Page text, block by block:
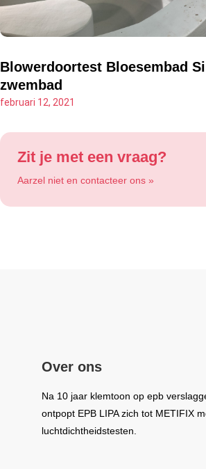
Blowerdoortest Bloesembad
zwembad
februari 12, 2021
Zit je met een vraag?
Aarzel niet en contacteer ons »
Over ons
Na 10 jaar klemtoon op epb
ontpopt EPB LIPAzich tot METIFIX
luchtdichtheidstesten.